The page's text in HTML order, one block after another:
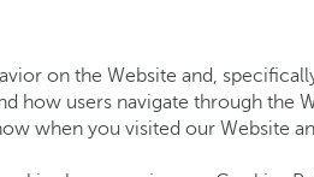
on the Website and,
how users navigate through
when you visited our Website